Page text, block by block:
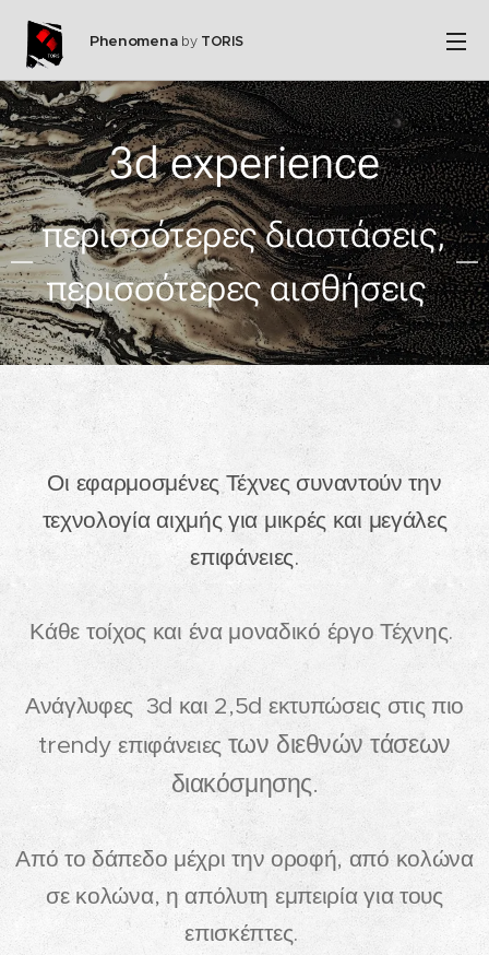
Phenomenaby TORIS
3d experience
περισσότερες διαστάσεις,
περισσότερες αισθήσεις
Οι εφαρμοσμένες Τέχνες συναντούν την
τεχνολογία αιχμής για μικρές και μεγάλες
επιφάνειες.
Κάθε τοίχος και ένα μοναδικό έργο Τέχνης.
Ανάγλυφες 3d και 2,5d εκτυπώσεις στις πιο
trendy επιφάνειες των διεθνών τάσεων
διακόσμησης.
Από το δάπεδο μέχρι την οροφή, από κολώνα
σε κολώνα, η απόλυτη εμπειρία για τους
επισκέπτες.